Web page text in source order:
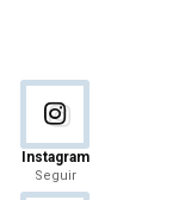
Instagram
Seguir